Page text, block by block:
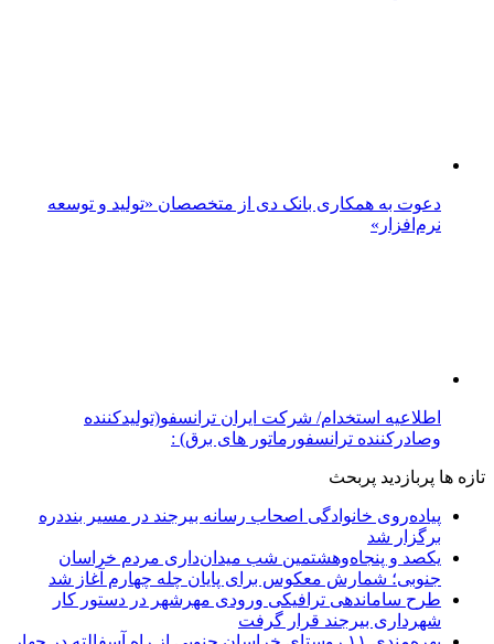
دعوت به همکاری بانک دی از متخصصان «تولید و توسعه
نرم‌افزار»
اطلاعیه استخدام/ شرکت ایران ترانسفو(تولیدکننده
وصادرکننده ترانسفورماتور های برق) :
تازه ها پربازدید پربحث
پیاده‌روی خانوادگی اصحاب رسانه بیرجند در مسیر بنددره
برگزار شد
یکصد و پنجاه‌وهشتمین شب میدان‌داری مردم خراسان
جنوبی؛ شمارش معکوس برای پایان چله چهارم آغاز شد
طرح ساماندهی ترافیکی ورودی مهرشهر در دستور کار
شهرداری بیرجند قرار گرفت